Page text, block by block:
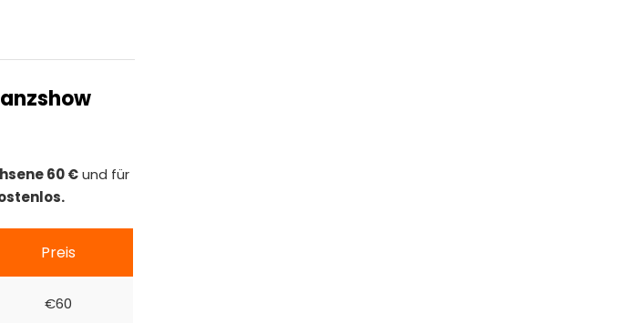
60 €und für
Preis
€60